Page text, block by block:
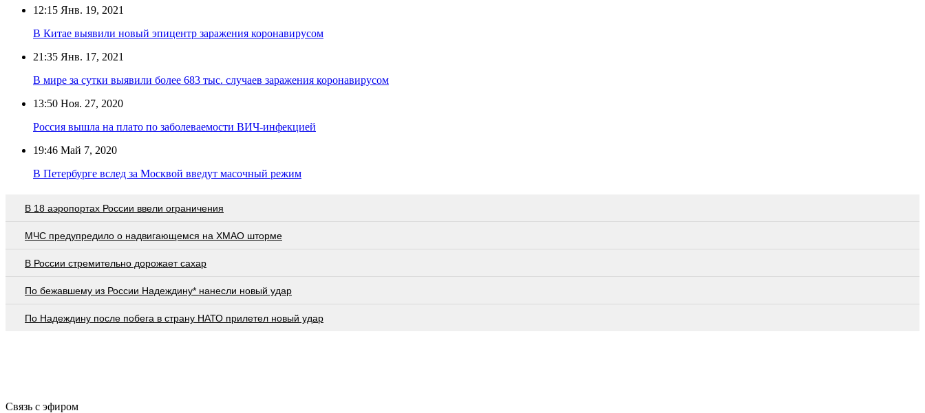
12:15 Янв. 19, 2021
В Китае выявили новый эпицентр заражения коронавирусом
21:35 Янв. 17, 2021
В мире за сутки выявили более 683 тыс. случаев заражения коронавирусом
13:50 Ноя. 27, 2020
Россия вышла на плато по заболеваемости ВИЧ-инфекцией
19:46 Май 7, 2020
В Петербурге вслед за Москвой введут масочный режим
В 18 аэропортах России ввели ограничения
МЧС предупредило о надвигающемся на ХМАО шторме
В России стремительно дорожает сахар
По бежавшему из России Надеждину* нанесли новый удар
По Надеждину после побега в страну НАТО прилетел новый удар
Связь с эфиром